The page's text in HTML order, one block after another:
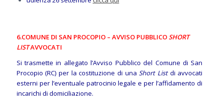
6.COMUNE DI SAN PROCOPIO – AVVISO PUBBLICOSHORT
LISTAVVOCATI
Si trasmette in allegato l’Avviso Pubblico del Comune di San
Procopio (RC) per la costituzione di unaShort Listdi avvocati
esterni per l’eventuale patrocinio legale e per l’affidamento di
incarichi di domiciliazione.